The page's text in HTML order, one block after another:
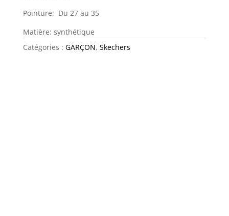
Pointure: Du 27 au 35
Matière: synthétique
Catégories : GARÇON, Skechers